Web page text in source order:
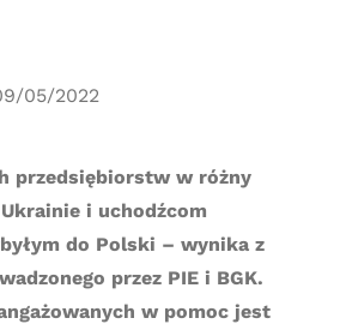
05/2022
przedsiębiorstw w różny
i uchodźcom
do Polski – wynika z
przez PIE i BGK.
w pomoc jest